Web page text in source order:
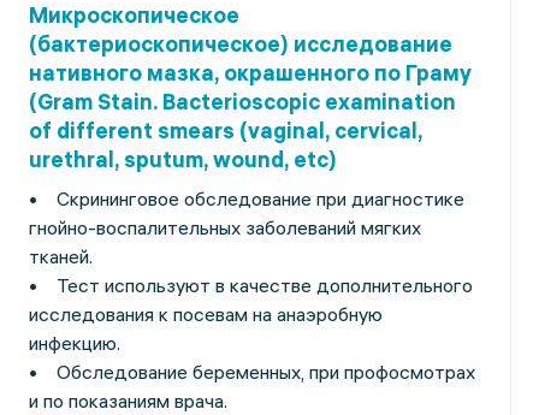
Микроскопическое
(бактериоскопическое) исследование
нативного мазка, окрашенного по Граму
(Gram Stain. Bacterioscopic examination
of different smears (vaginal, cervical,
urethral, sputum, wound, etc)
• Скрининговое обследование при диагностике
гнойно-воспалительных заболеваний мягких
тканей.
• Тест используют в качестве дополнительного
исследования к посевам на анаэробную
инфекцию.
• Обследование беременных, при профосмотрах
и по показаниям врача.